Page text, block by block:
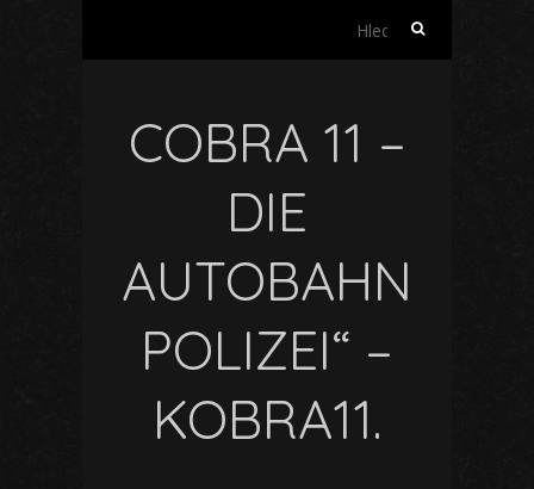
Vyhledávání
COBRA 11 –
DIE
AUTOBAHN
POLIZEI“ –
KOBRA11.